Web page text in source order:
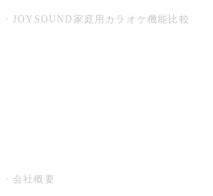
JOYSOUND家庭用カラオケ機能比較
会社概要